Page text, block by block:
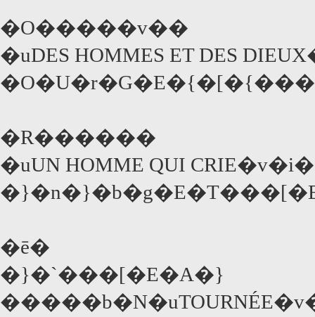
�O�����v��
�uDES HOMMES ET DES
�R������
�uUN HOMME QUI
�ē�
�}�`���[�E�A�}